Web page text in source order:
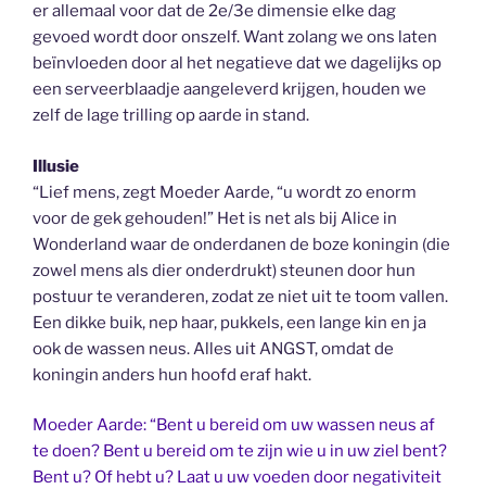
er allemaal voor dat de 2e/3e dimensie elke dag
gevoed wordt door onszelf. Want zolang we ons laten
beïnvloeden door al het negatieve dat we dagelijks op
een serveerblaadje aangeleverd krijgen, houden we
zelf de lage trilling op aarde in stand.
Illusie
“Lief mens, zegt Moeder Aarde, “u wordt zo enorm
voor de gek gehouden!” Het is net als bij Alice in
Wonderland waar de onderdanen de boze koningin (die
zowel mens als dier onderdrukt) steunen door hun
postuur te veranderen, zodat ze niet uit te toom vallen.
Een dikke buik, nep haar, pukkels, een lange kin en ja
ook de wassen neus. Alles uit ANGST, omdat de
koningin anders hun hoofd eraf hakt.
Moeder Aarde: “Bent u bereid om uw wassen neus af
te doen? Bent u bereid om te zijn wie u in uw ziel bent?
Bent u? Of hebt u? Laat u uw voeden door negativiteit